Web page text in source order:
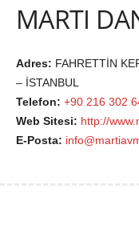
MARTI
Adres: FAHRETTİN
– İSTANBUL
Telefon: +90 216 302
Web Sitesi: http://
E-Posta: